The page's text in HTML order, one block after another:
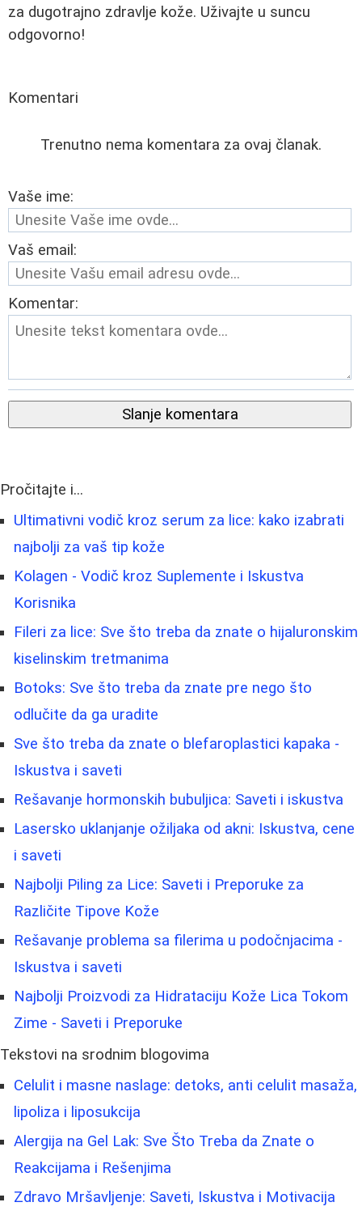
za dugotrajno zdravlje kože. Uživajte u suncu
odgovorno!
Komentari
Trenutno nema komentara za ovaj članak.
Vaše ime:
Vaš email:
Komentar:
Slanje komentara
Pročitajte i...
Ultimativni vodič kroz serum za lice: kako izabrati
najbolji za vaš tip kože
Kolagen - Vodič kroz Suplemente i Iskustva
Korisnika
Fileri za lice: Sve što treba da znate o hijaluronskim
kiselinskim tretmanima
Botoks: Sve što treba da znate pre nego što
odlučite da ga uradite
Sve što treba da znate o blefaroplastici kapaka -
Iskustva i saveti
Rešavanje hormonskih bubuljica: Saveti i iskustva
Lasersko uklanjanje ožiljaka od akni: Iskustva, cene
i saveti
Najbolji Piling za Lice: Saveti i Preporuke za
Različite Tipove Kože
Rešavanje problema sa filerima u podočnjacima -
Iskustva i saveti
Najbolji Proizvodi za Hidrataciju Kože Lica Tokom
Zime - Saveti i Preporuke
Tekstovi na srodnim blogovima
Celulit i masne naslage: detoks, anti celulit masaža,
lipoliza i liposukcija
Alergija na Gel Lak: Sve Što Treba da Znate o
Reakcijama i Rešenjima
Zdravo Mršavljenje: Saveti, Iskustva i Motivacija